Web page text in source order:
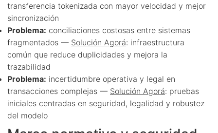
transferencia tokenizada con mayor velocidad y mejor
sincronización
Problema: conciliaciones costosas entre sistemas
fragmentados — Solución Agorá: infraestructura
común que reduce duplicidades y mejora la
trazabilidad
Problema: incertidumbre operativa y legal en
transacciones complejas — Solución Agorá: pruebas
iniciales centradas en seguridad, legalidad y robustez
del modelo